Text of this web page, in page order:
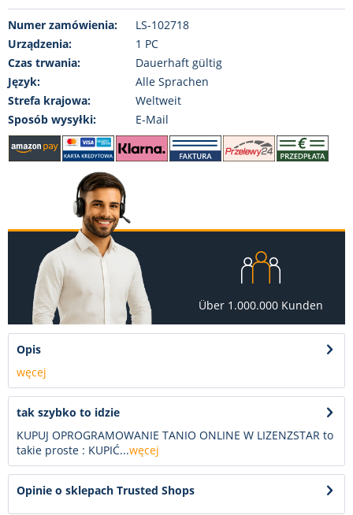
Numer zamówienia:
LS-102718
Urządzenia:
1 PC
Czas trwania:
Dauerhaft gültig
Język:
Alle Sprachen
Strefa krajowa:
Weltweit
Sposób wysyłki:
E-Mail
Über 1.000.000 Kunden
Opis
węcej
tak szybko to idzie
KUPUJ OPROGRAMOWANIE TANIO ONLINE W LIZENZSTAR to
takie proste : KUPIĆ...węcej
Opinie o sklepach Trusted Shops